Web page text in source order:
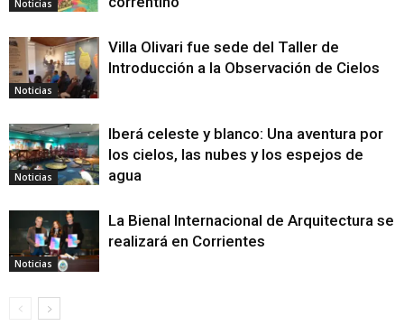
Noticias
Noticias
Villa Olivari fue sede del Taller de
Introducción a la Observación de Cielos
Noticias
Iberá celeste y blanco: Una aventura por
los cielos, las nubes y los espejos de
agua
Noticias
La Bienal Internacional de Arquitectura se
realizará en Corrientes